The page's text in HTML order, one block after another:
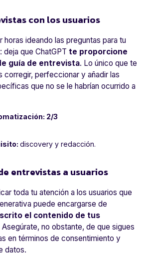
con los usuarios
horas ideando las preguntas para tu
que ChatGPT te proporcione
guía de entrevista. Lo único que te
corregir, perfeccionar y añadir las
que no se le habrían ocurrido a
2/3
discovery y redacción.
entrevistas a usuarios
toda tu atención a los usuarios que
puede encargarse de
el contenido de tus
Asegúrate, no obstante, de que sigues
en términos de consentimiento y
datos.